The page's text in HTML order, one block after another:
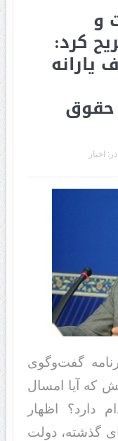
و
کرد:
یارانه
حقوق
در: اخبار
گفت‌وگوی
که آیا امسال
دارد؟ اظهار
گذشته، دولت